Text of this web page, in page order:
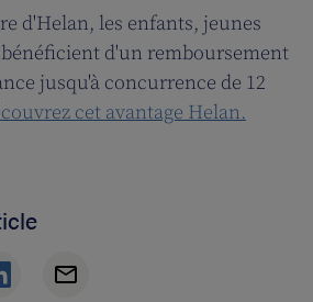
d'Helan, les enfants, jeunes
bénéficient d'un remboursement
jusqu'à concurrence de 12
cet avantage Helan.